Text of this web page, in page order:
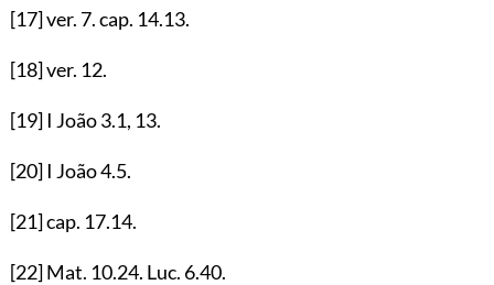
[17]ver. 7. cap. 14.13.
[18]ver. 12.
[19]I João3.1, 13.
[20]I João4.5.
[21]cap. 17.14.
[22]Mat. 10.24. Luc. 6.40.